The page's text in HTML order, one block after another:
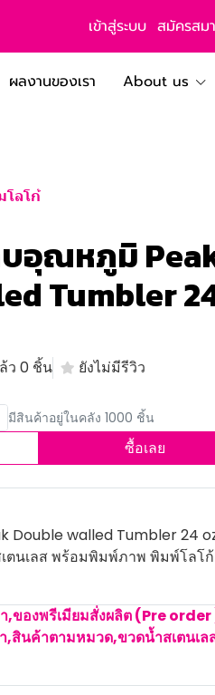
เข้าสู่ระบบ สมัครสม
ผลงานของเรา
About us
ลโก้
บอุณหภูมิ
Tumbler
ว 0 ชิ้น ยังไม่มีรีวิว
มีสินค้าอยู่ในคลัง 1000 ชิ้น
ซื้อเลย
Double walled Tumbler 24
ตนเลส พร้อมพิมพ์ภาพ พิมพ์โลโ
,ของพรีเมียมสั่งผลิต (Pre order
,สินค้าตามหมวด,ขวดน้ำสเตนเล